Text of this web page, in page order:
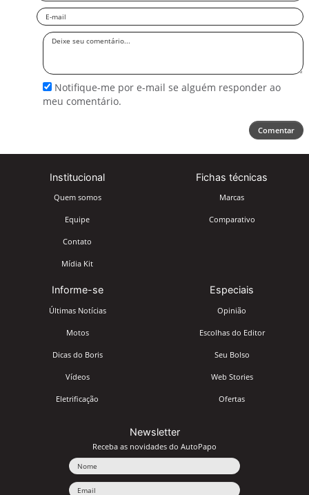
Email
Deixe
Notifique-me por e-mail se alguém responder ao
meu comentário.
Comentar
Institucional
Quem somos
Equipe
Contato
Mídia Kit
Fichas técnicas
Marcas
Comparativo
Informe-se
Últimas Notícias
Motos
Dicas do Boris
Vídeos
Eletrificação
Especiais
Opinião
Escolhas do Editor
Seu Bolso
Web Stories
Ofertas
Newsletter
Receba as novidades do AutoPapo